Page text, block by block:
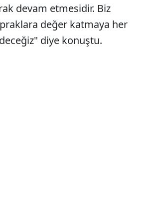
devam etmesidir. Biz
değer katmaya her
diye konuştu.